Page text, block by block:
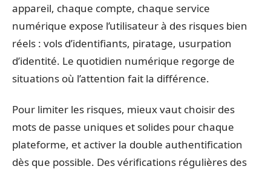
appareil, chaque compte, chaque service
numérique expose l’utilisateur à des risques bien
réels : vols d’identifiants, piratage, usurpation
d’identité. Le quotidien numérique regorge de
situations où l’attention fait la différence.
Pour limiter les risques, mieux vaut choisir des
mots de passe uniques et solides pour chaque
plateforme, et activer la double authentification
dès que possible. Des vérifications régulières des